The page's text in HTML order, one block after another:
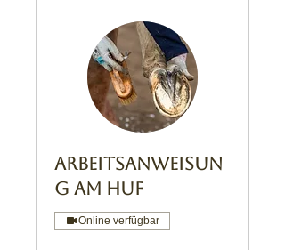
Arbeitsanweisun
g am Huf
Online verfügbar